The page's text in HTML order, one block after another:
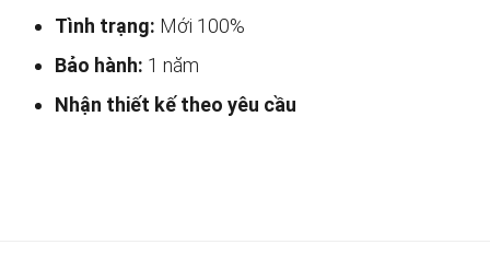
Tình trạng: Mới 100%
Bảo hành: 1 năm
Nhận thiết kế theo yêu cầu